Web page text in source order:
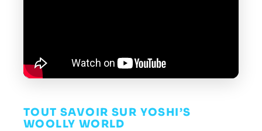
TOUT SAVOIR SUR YOSHI’S
WOOLLY WORLD